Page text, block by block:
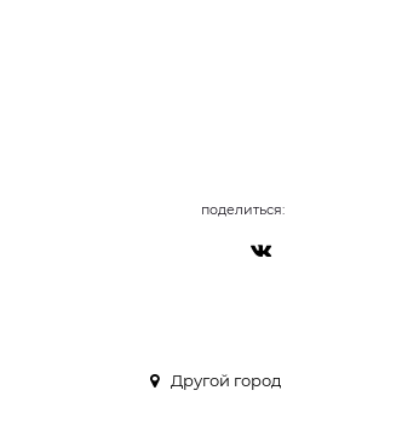
поделиться:
Другой город